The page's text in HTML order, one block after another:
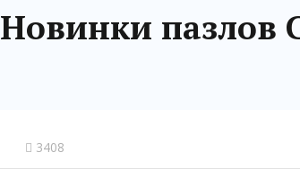
Новинки пазлов
3408